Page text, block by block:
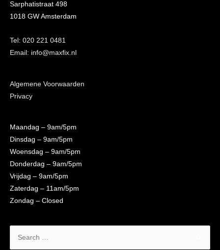
Sarphatistraat 498
1018 GW Amsterdam
Tel: 020 221 0481
Email: info@maxfix.nl
Algemene Voorwaarden
Privacy
Maandag – 9am/5pm
Dinsdag – 9am/5pm
Woensdag – 9am/5pm
Donderdag – 9am/5pm
Vrijdag – 9am/5pm
Zaterdag – 11am/5pm
Zondag – Closed